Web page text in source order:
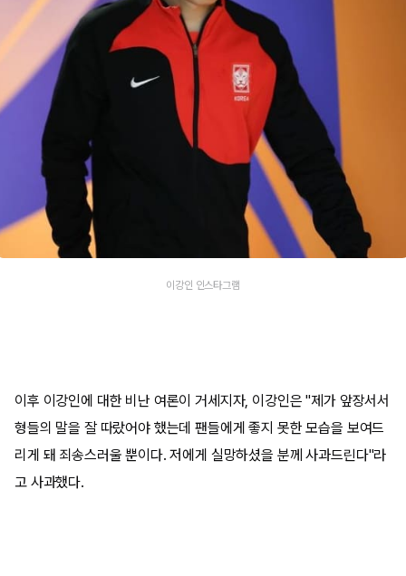
이강인 인스타그램
이후 이강인에 대한 비난 여론이 거세지자, 이강인은 "제가 앞장서서
형들의 말을 잘 따랐어야 했는데 팬들에게 좋지 못한 모습을 보여드
리게 돼 죄송스러울 뿐이다. 저에게 실망하셨을 분께 사과드린다"라
고 사과했다.